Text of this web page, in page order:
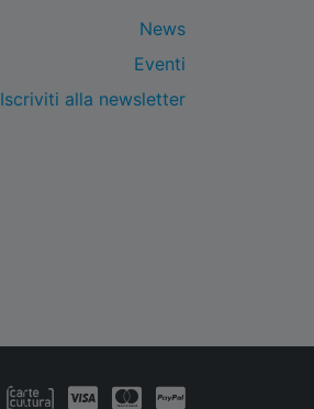
News
Eventi
Iscriviti alla newsletter